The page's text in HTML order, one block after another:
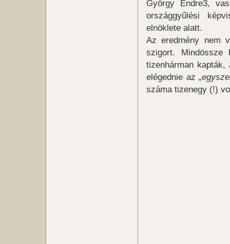
György Endre3,
országgyűlési
elnöklete alatt.
Az eredmény nem
szigort.
tizenhárman
elégednie az
száma tizenegy (!)